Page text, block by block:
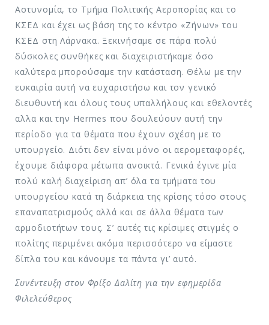
Αστυνομία, το Τμήμα Πολιτικής Αεροπορίας και το
ΚΣΕΔ και έχει ως βάση της το κέντρο «Ζήνων» του
ΚΣΕΔ στη Λάρνακα. Ξεκινήσαμε σε πάρα πολύ
δύσκολες συνθήκες και διαχειριστήκαμε όσο
καλύτερα μπορούσαμε την κατάσταση. Θέλω με την
ευκαιρία αυτή να ευχαριστήσω και τον γενικό
διευθυντή και όλους τους υπαλλήλους και εθελοντές
αλλα και την Hermes που δουλεύουν αυτή την
περίοδο για τα θέματα που έχουν σχέση με το
υπουργείο. Διότι δεν είναι μόνο οι αερομεταφορές,
έχουμε διάφορα μέτωπα ανοικτά. Γενικά έγινε μία
πολύ καλή διαχείριση απ’ όλα τα τμήματα του
υπουργείου κατά τη διάρκεια της κρίσης τόσο στους
επαναπατρισμούς αλλά και σε άλλα θέματα των
αρμοδιοτήτων τους. Σ’ αυτές τις κρίσιμες στιγμές ο
πολίτης περιμένει ακόμα περισσότερο να είμαστε
δίπλα του και κάνουμε τα πάντα γι’ αυτό.
Συνέντευξη στον Φρίξο Δαλίτη για την εφημερίδα
Φιλελεύθερος